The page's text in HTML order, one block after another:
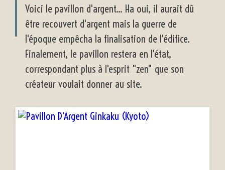
Voici le pavillon d'argent... Ha oui, il aurait dû
être recouvert d'argent mais la guerre de
l'époque empêcha la finalisation de l'édifice.
Finalement, le pavillon restera en l'état,
correspondant plus à l'esprit "zen" que son
créateur voulait donner au site.